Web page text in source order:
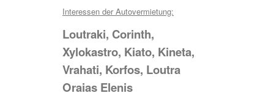
Interessen der Autovermietung:
Loutraki, Corinth,
Xylokastro, Kiato, Kineta,
Vrahati, Korfos, Loutra
Oraias Elenis